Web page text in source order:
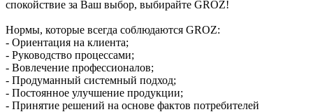
спокойствие за Ваш выбор, выбирайте GROZ!
Нормы, которые всегда соблюдаются GROZ:
- Ориентация на клиента;
- Руководство процессами;
- Вовлечение профессионалов;
- Продуманный системный подход;
- Постоянное улучшение продукции;
- Принятие решений на основе фактов потребителей